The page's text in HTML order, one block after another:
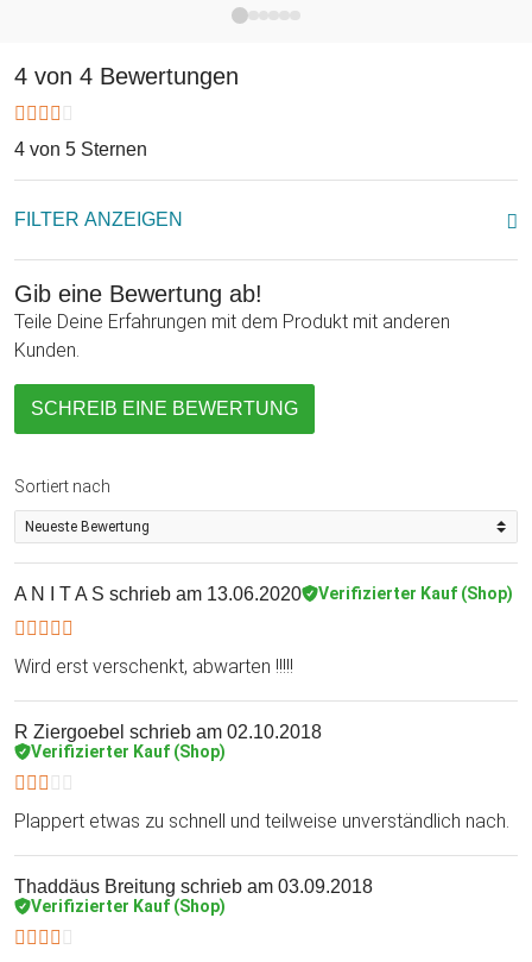
Affen mit Aufnahme- und Wiedergabefunktion beim nächsten
Treffen mit den Freunden, als kleine Nervensäge im Büro
oder verschenke ihn als plüschiges Scherzgadget.
4 von 4 Bewertungen
4 von 5 Sternen
FILTER ANZEIGEN
Gib eine Bewertung ab!
Teile Deine Erfahrungen mit dem Produkt mit anderen
Kunden.
SCHREIB EINE BEWERTUNG
Sortiert nach
A N I T A S schrieb am 13.06.2020 Verifizierter Kauf (Shop)
Wird erst verschenkt, abwarten !!!!!
R Ziergoebel schrieb am 02.10.2018
Verifizierter Kauf (Shop)
Plappert etwas zu schnell und teilweise unverständlich nach.
Thaddäus Breitung schrieb am 03.09.2018
Verifizierter Kauf (Shop)